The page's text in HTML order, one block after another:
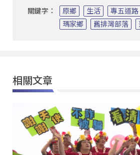
關鍵字： 原鄉 生活 專五道路
瑪家鄉
舊排灣部落
相關文章